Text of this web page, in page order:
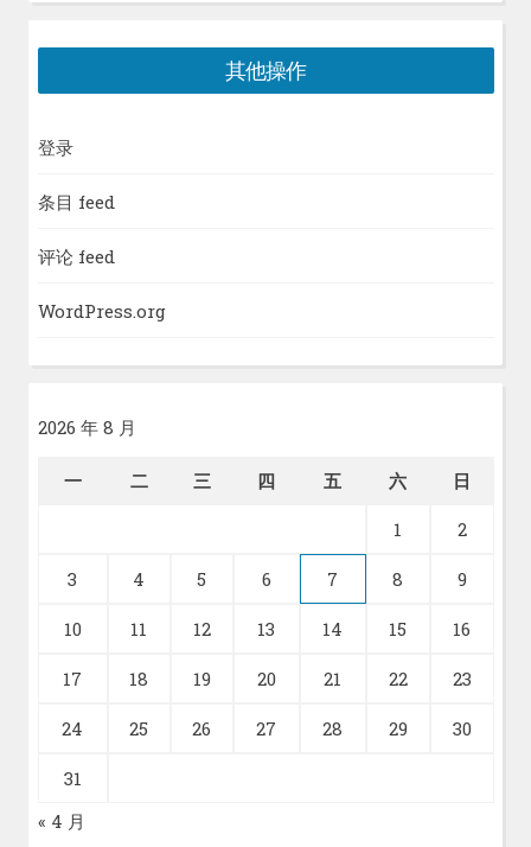
其他操作
登录
条目 feed
评论 feed
WordPress.org
2026 年 8 月
一 二 三 四 五 六 日
1 2
3 4 5 6 7 8 9
10 11 12 13 14 15 16
17 18 19 20 21 22 23
24 25 26 27 28 29 30
31
« 4 月